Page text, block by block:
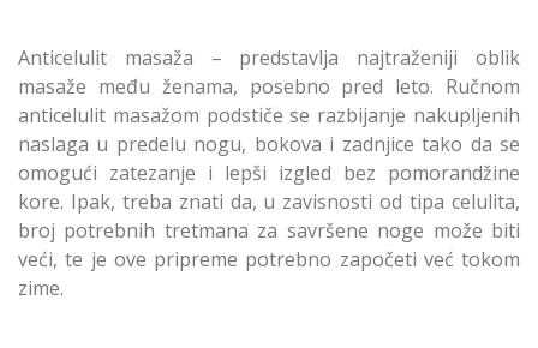
Anticelulit masaža – predstavlja najtraženiji oblik
masaže među ženama, posebno pred leto. Ručnom
anticelulit masažom podstiče se razbijanje nakupljenih
naslaga u predelu nogu, bokova i zadnjice tako da se
omogući zatezanje i lepši izgled bez pomorandžine
kore. Ipak, treba znati da, u zavisnosti od tipa celulita,
broj potrebnih tretmana za savršene noge može biti
veći, te je ove pripreme potrebno započeti već tokom
zime.